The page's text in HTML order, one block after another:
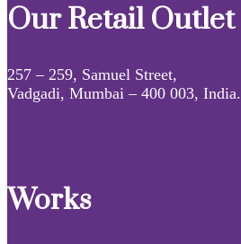
Our Retail Outlet
257 – 259, Samuel Street,
Vadgadi, Mumbai – 400 003, India.
Works